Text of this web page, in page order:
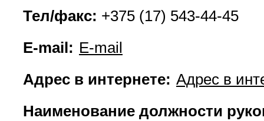
Тел/факс: +375 (17) 543-44-45
E-mail: E-mail
Адрес в интернете: Адрес в
Наименование должности